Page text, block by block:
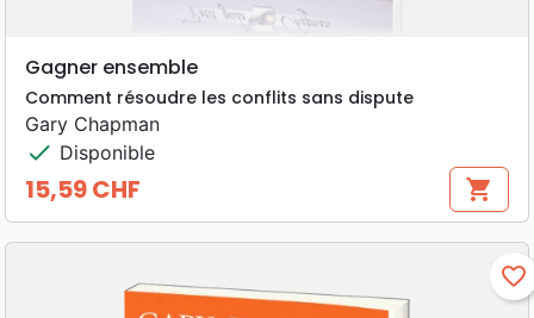
Gagner ensemble
Comment résoudre les conflits sans dispute
Gary Chapman
check Disponible
Prix
15,59 CHF shopping_cart
favorite_border